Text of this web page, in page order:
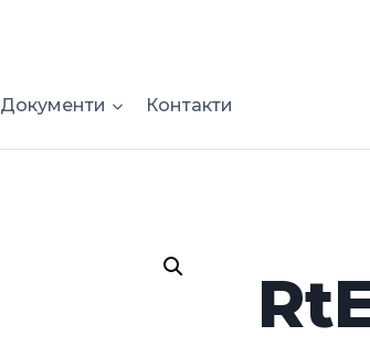
Документи Контакти